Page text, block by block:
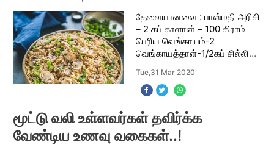
தேவையானவை : பாஸ்மதி அரிசி
– 2 கப் காளான் – 100 கிராம்
பெரிய வெங்காயம்-2
வெங்காயத்தாள்-1/2கப் சில்லி
ஸ்பூன் மிளகு தூள் – சிறிதளவு
பூண்டு – 4 பல் இஞ்சி – 1 துண்டு
Tue,31 Mar 2020
மூட்டு வலி உள்ளவர்கள் தவிர்க்க
வேண்டிய உணவு வகைகள்..!